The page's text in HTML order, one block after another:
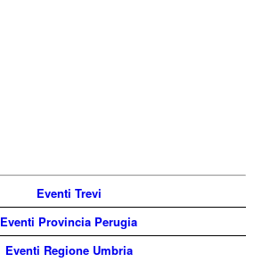
Eventi Trevi
Eventi Provincia Perugia
Eventi Regione Umbria